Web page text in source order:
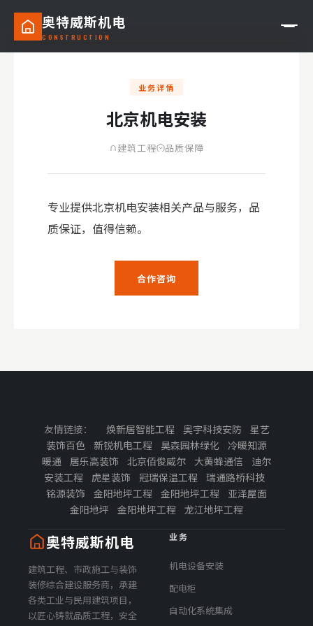
奥特威斯机电
CONSTRUCTION
— 维修零部件
build@cqaltwell.com
周一至周六 8:00-18:00
业务详情
北京机电安装
建筑工程 品质保障
专业提供北京机电安装相关产品与服务，品
质保证，值得信赖。
合作咨询
友情链接： 焕新居智能工程 奥宇科技安防
星艺
装饰百色 新锐机电工程 昊森园林绿化
冷暖知源
暖通
居乐高装饰 北京佰俊威尔 大黄蜂通信
迪尔
安装工程
虎星装饰 冠瑞保温工程
瑞通路桥科技
铭源装饰
金阳地坪工程 金阳地坪工程
亚泽屋面
金阳地坪
金阳地坪工程 龙江地坪工程
奥特威斯机电
建筑工程、市政施工与装饰
装修综合建设服务商，承建
各类工业与民用建筑项目，
以匠心铸就品质工程，安全
业务
机电设备安装
配电柜
自动化系统集成